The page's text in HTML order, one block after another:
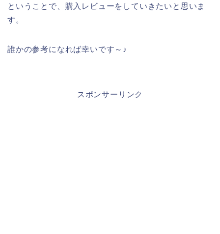
ということで、購入レビューをしていきたいと思いま
す。
誰かの参考になれば幸いです～♪
スポンサーリンク